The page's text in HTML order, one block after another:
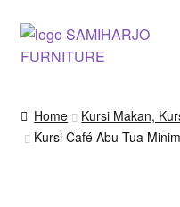
Skip
to
Skip
to
RUANG MAKAN &
Home Kursi Makan,
Kursi Café Abu Tua